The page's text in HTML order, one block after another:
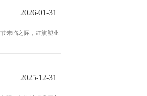
2026-01-31
来临之际，红旗塑业
2025-12-31